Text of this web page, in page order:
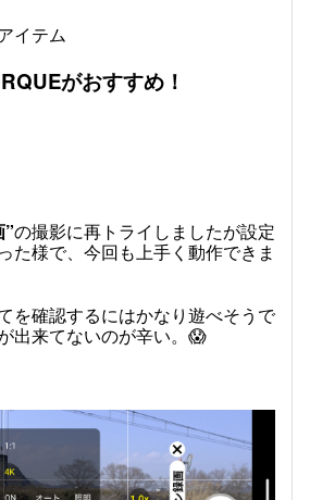
イテム
がおすすめ！
の撮影に再トライしましたが設定
た様で、今回も上手く動作できま
を確認するにはかなり遊べそうで
出来てないのが辛い。😱